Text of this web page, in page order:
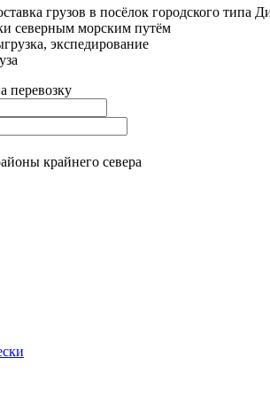
грузов в посёлок городского типа
северным морским путём
экспедирование
перевозку
крайнего севера